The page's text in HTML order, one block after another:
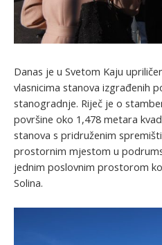
Danas je u Svetom Kaju
vlasnicima stanova izgrađenih
stanogradnje. Riječ je o
površine oko 1,478 metara
stanova s pridruženim
prostornim mjestom u
jednim poslovnim prostorom
Solina.